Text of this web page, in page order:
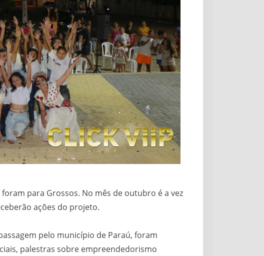
para Grossos. No mês de outubro é a vez
ações do projeto.
pelo município de Paraú, foram
palestras sobre empreendedorismo